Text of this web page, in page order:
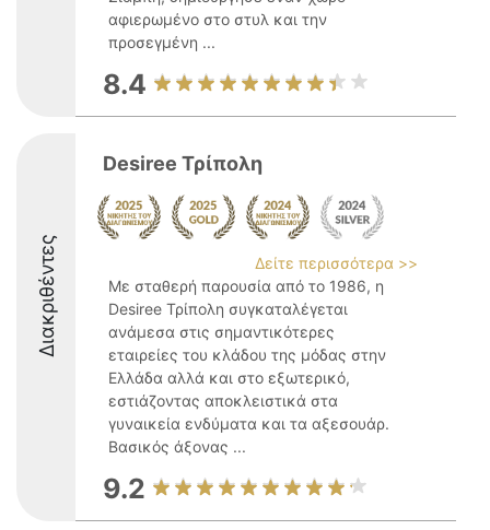
αφιερωμένο στο στυλ και την
προσεγμένη ...
8.4
Διακριθέντες
Desiree Τρίπολη
Δείτε περισσότερα >>
Με σταθερή παρουσία από το 1986, η
Desiree Τρίπολη συγκαταλέγεται
ανάμεσα στις σημαντικότερες
εταιρείες του κλάδου της μόδας στην
Ελλάδα αλλά και στο εξωτερικό,
εστιάζοντας αποκλειστικά στα
γυναικεία ενδύματα και τα αξεσουάρ.
Βασικός άξονας ...
9.2